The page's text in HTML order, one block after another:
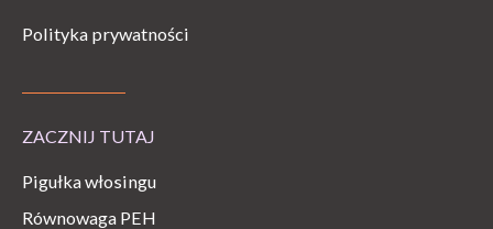
Polityka prywatności
ZACZNIJ TUTAJ
Pigułka włosingu
Równowaga PEH